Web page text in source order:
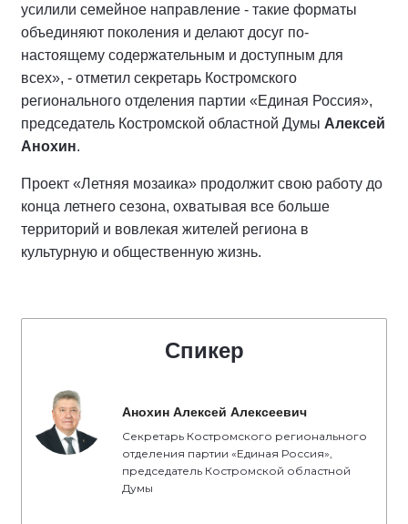
усилили семейное направление - такие форматы
объединяют поколения и делают досуг по-
настоящему содержательным и доступным для
всех», - отметил секретарь Костромского
регионального отделения партии «Единая Россия»,
председатель Костромской областной Думы Алексей
Анохин.
Проект «Летняя мозаика» продолжит свою работу до
конца летнего сезона, охватывая все больше
территорий и вовлекая жителей региона в
культурную и общественную жизнь.
Спикер
Анохин Алексей Алексеевич
Секретарь Костромского регионального
отделения партии «Единая Россия»,
председатель Костромской областной
Думы